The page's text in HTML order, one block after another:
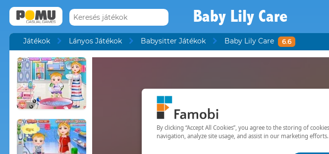
Baby Lily Care
Játékok Lányos Játékok Babysitter Játékok Baby Lily Care 6.6